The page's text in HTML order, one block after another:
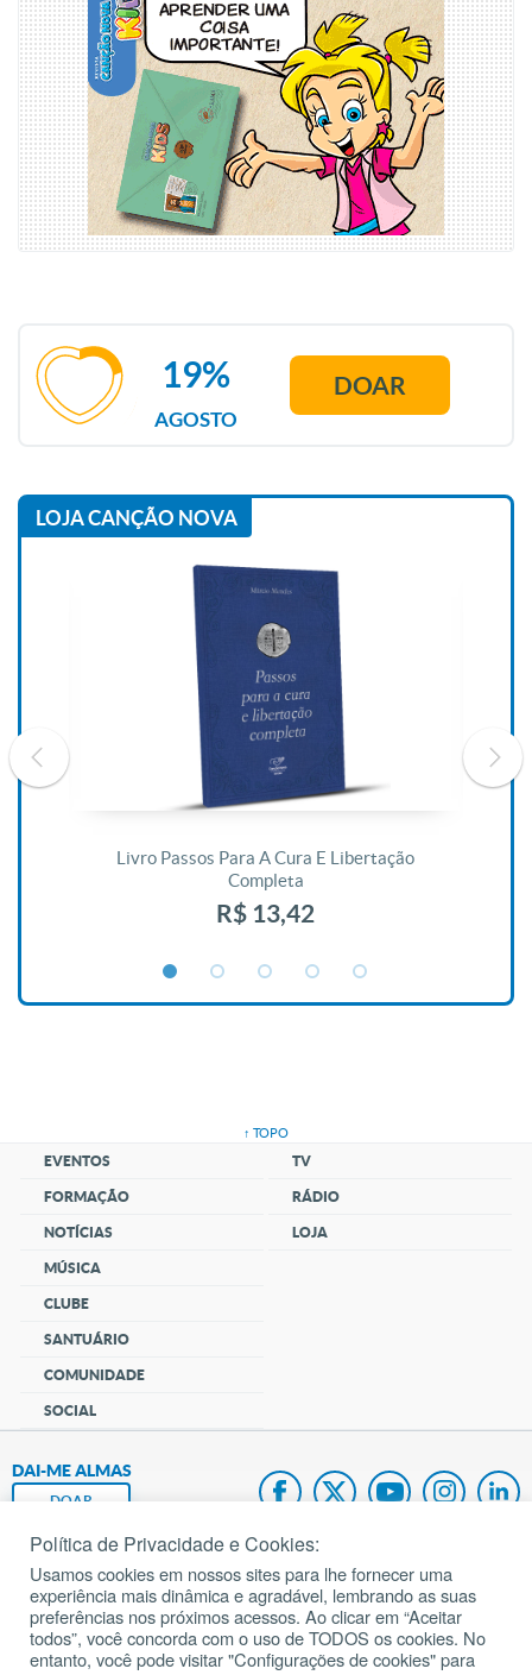
AGOSTO
19% DOAR
LOJA CANÇÃO NOVA
Livro Passos Para A Cura E Libertação
Completa
R$ 13,42
↑ TOPO
EVENTOS
FORMAÇÃO
NOTÍCIAS
MÚSICA
CLUBE
SANTUÁRIO
COMUNIDADE
SOCIAL
TV
RÁDIO
LOJA
DAI-ME ALMAS
DOAR
Fundação João Paulo II
Pedido de Oração
Mapa do site
Política de Privacidade e Cookies:
Usamos cookies em nossos sites para lhe fornecer uma
experiência mais dinâmica e agradável, lembrando as suas
preferências nos próximos acessos. Ao clicar em “Aceitar
todos”, você concorda com o uso de TODOS os cookies. No
entanto, você pode visitar "Configurações de cookies" para